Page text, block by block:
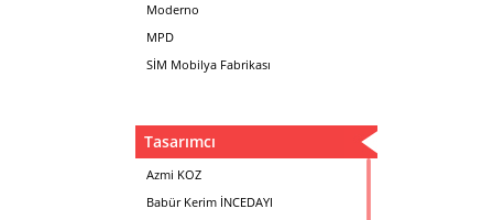
Moderno
MPD
SİM Mobilya Fabrikası
Tasarımcı
Azmi KOZ
Babür Kerim İNCEDAYI